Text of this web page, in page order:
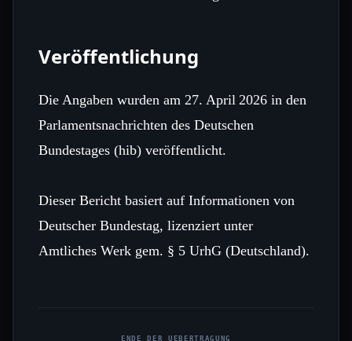
Veröffentlichung
Die Angaben wurden am 27. April 2026 in den
Parlamentsnachrichten des Deutschen
Bundestages (hib) veröffentlicht.
Dieser Bericht basiert auf Informationen von
Deutscher Bundestag, lizenziert unter
Amtliches Werk gem. § 5 UrhG (Deutschland).
ENDE DER UEBERTRAGUNG